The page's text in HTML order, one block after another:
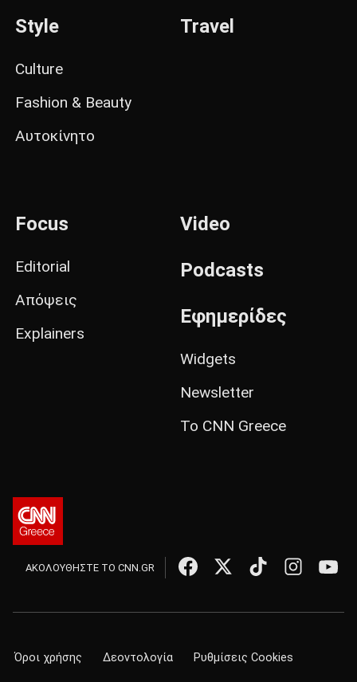
Style
Culture
Fashion & Beauty
Αυτοκίνητο
Travel
Focus
Editorial
Απόψεις
Explainers
Video
Podcasts
Εφημερίδες
Widgets
Newsletter
Το CNN Greece
ΑΚΟΛΟΥΘΗΣΤΕ ΤΟ CNN.GR
Όροι χρήσης Δεοντολογία Ρυθμίσεις Cookies